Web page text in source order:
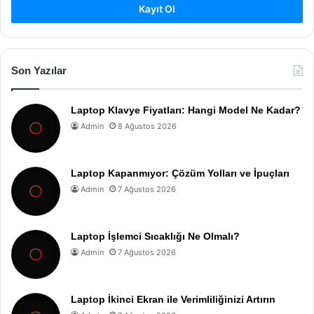
Kayıt Ol
Son Yazılar
Laptop Klavye Fiyatları: Hangi Model Ne Kadar?
Admin 8 Ağustos 2026
Laptop Kapanmıyor: Çözüm Yolları ve İpuçları
Admin 7 Ağustos 2026
Laptop İşlemci Sıcaklığı Ne Olmalı?
Admin 7 Ağustos 2026
Laptop İkinci Ekran ile Verimliliğinizi Artırın